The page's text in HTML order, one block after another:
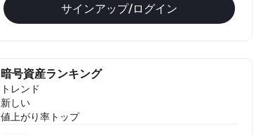
サインアップ/ログイン
暗号資産ランキング
トレンド
新しい
値上がり率トップ